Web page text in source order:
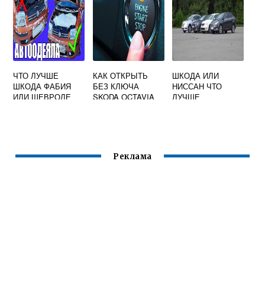
ЧТО ЛУЧШЕ
ШКОДА ФАБИЯ
ИЛИ ШЕВРОЛЕ
КАК ОТКРЫТЬ
БЕЗ КЛЮЧА
SKODA OCTAVIA
ШКОДА ИЛИ
НИССАН ЧТО
ЛУЧШЕ
Реклама